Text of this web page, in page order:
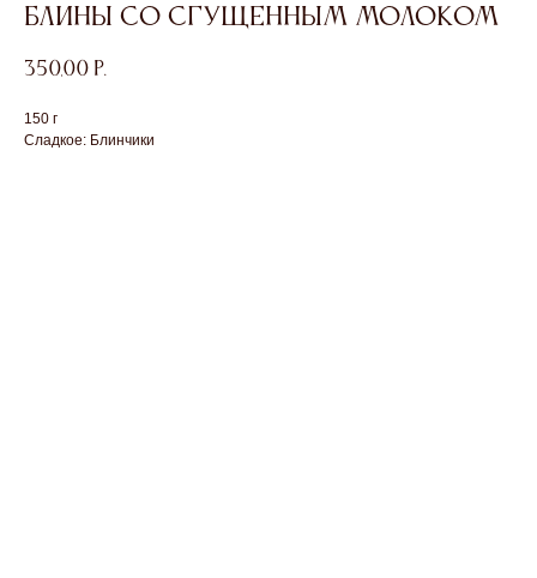
Блины со сгущенным молоком
350,00 р.
150 г
Сладкое: Блинчики